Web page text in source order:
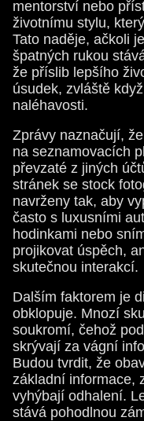
mentorství nebo
životnímu stylu,
Tato naděje, ačkoli
špatných rukou
že příslib lepšího
úsudek, zvláště
naléhavosti.
Zprávy naznačují,
na seznamovacích
převzaté z jiných
stránek se stock
navrženy tak, aby
často s luxusními
hodinkami nebo
projikovat úspěch,
skutečnou interakcí.
Dalším faktorem je
obklopuje. Mnozí
soukromí, čehož
skrývají za vágní
Budou tvrdit, že
základní informace,
vyhýbají odhalení.
stává pohodlnou